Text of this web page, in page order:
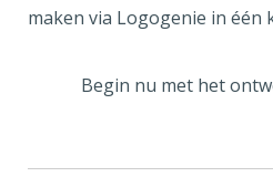
maken via Logogenie in één
Begin nu met het